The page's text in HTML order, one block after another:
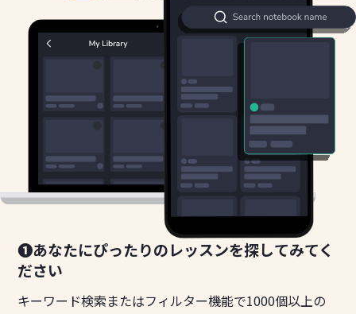
❶あなたにぴったりのレッスンを探してみてく
ださい
キーワード検索またはフィルター機能で1000個以上の